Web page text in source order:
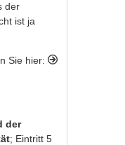
der
ist ja
Sie hier:
der
; Eintritt 5